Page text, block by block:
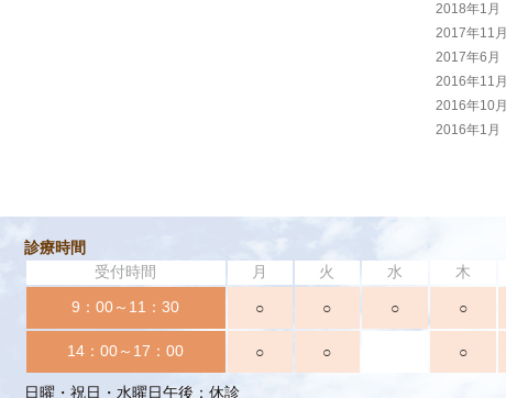
2018年1月
2017年11月
2017年6月
2016年11月
2016年10月
2016年1月
診療時間
受付時間
月 火 水 木
9：00～11：30
○ ○ ○ ○
14：00～17：00 ○ ○ ○
日曜・祝日・水曜日午後：休診